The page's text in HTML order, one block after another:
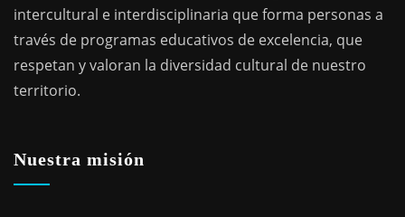
intercultural e interdisciplinaria que forma personas a
través de programas educativos de excelencia, que
respetan y valoran la diversidad cultural de nuestro
territorio.
Nuestra misión